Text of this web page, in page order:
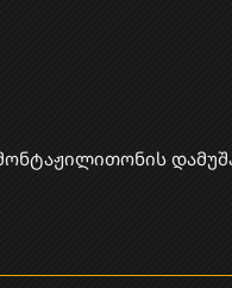
​ლითონის